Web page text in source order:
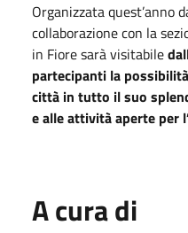
Organizzata quest’anno
collaborazione con la
in Fiore sarà visitabile
partecipanti la
città in tutto il suo
e alle attività aperte per
A cura di